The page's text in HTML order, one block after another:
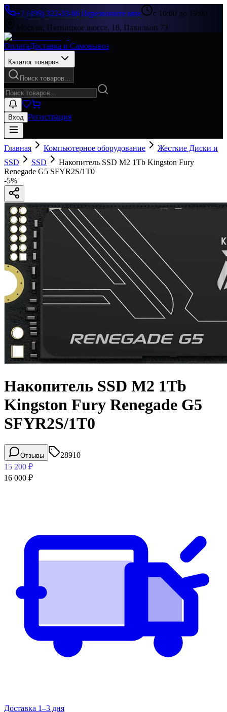
+7 (499) 322-33-86|Перезвоните мне
с 10:00 до 19:00
Москва, Пятницкое шоссе, 18, Павильон 73
ОплатаДоставка и Самовывоз
Каталог товаров
Поиск товаров...
Вход Регистрация
Главная Компьютерное оборудование
Жесткие Диски и
SSD
SSD
Накопитель SSD M2 1Tb Kingston Fury
Renegade G5 SFYR2S/1T0
-5%
Накопитель SSD M2 1Tb
Kingston Fury Renegade G5
SFYR2S/1T0
Отзывы
28910
15 200 ₽
16 000 ₽
Доставка 1–3 дня